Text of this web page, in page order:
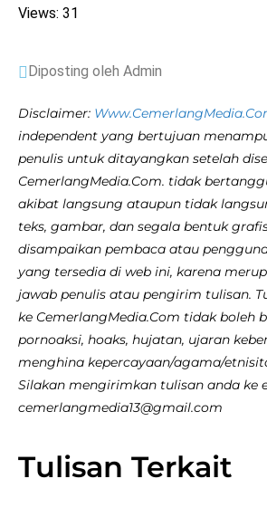
Views: 31
Diposting oleh Admin
Disclaimer:
independent yang bertujuan
penulis untuk ditayangkan setelah
CemerlangMedia.Com. tidak
akibat langsung ataupun tidak
teks, gambar, dan segala bentuk
disampaikan pembaca atau
yang tersedia di web ini, karena
jawab penulis atau pengirim tulisan.
ke CemerlangMedia.Com tidak boleh
pornoaksi, hoaks, hujatan, ujaran
menghina kepercayaan/agama/
Silakan mengirimkan tulisan anda ke
cemerlangmedia13@gmail.com
Tulisan Terkait